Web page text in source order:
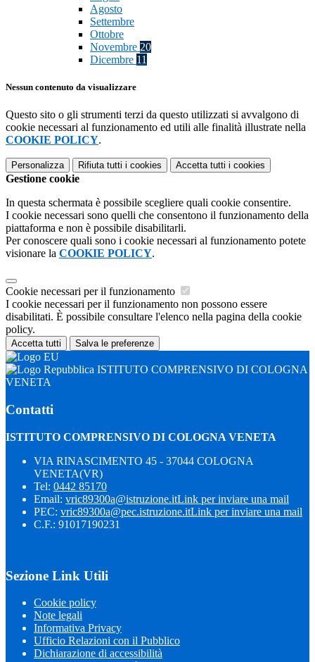
Agosto
Settembre
Ottobre
Novembre 20
Dicembre 11
Nessun contenuto da visualizzare
Questo sito o gli strumenti terzi da questo utilizzati si avvalgono di
cookie necessari al funzionamento ed utili alle finalità illustrate nella
COOKIE POLICY.
Personalizza Rifiuta tutti i cookies Accetta tutti i cookies
Gestione cookie
In questa schermata è possibile scegliere quali cookie consentire.
I cookie necessari sono quelli che consentono il funzionamento della
piattaforma e non è possibile disabilitarli.
Per conoscere quali sono i cookie necessari al funzionamento potete
visionare la COOKIE POLICY.
Cookie necessari per il funzionamento
I cookie necessari per il funzionamento non possono essere
disabilitati. È possibile consultare l'elenco nella pagina della cookie
policy.
Accetta tutti Salva le preferenze
ISTITUTO COMPRENSIVO DI COLOGNA
VENETA
Contatti
ISTITUTO COMPRENSIVO DI COLOGNA VENETA
VIA RINASCIMENTO 45 - 37044 COLOGNA
VENETA(VR)
Tel: 0442 85170
Email: vric89300a@istruzione.itLink per inviare una mail
PEC: vric89300a@pec.istruzione.itLink per inviare una mail
C.F.: 91017190231
Sezione Link Utili
Cookie policy
Note legali
Informativa Privacy
Ufficio Relazioni con il Pubblico
Dichiarazione di accessibilità